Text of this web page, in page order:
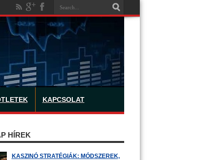
KAPCSOLAT
HÍREK
KASZINÓ STRATÉGIÁK: MÓDSZEREK,